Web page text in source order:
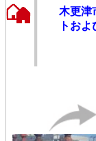
木更津
トお